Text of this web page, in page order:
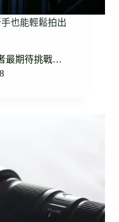
也能輕鬆拍出
最期待挑戰…